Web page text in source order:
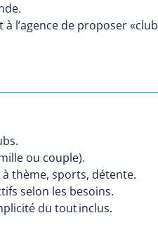
l’agence de proposer «club
ou couple).
thème, sports, détente.
selon les besoins.
du tout inclus.